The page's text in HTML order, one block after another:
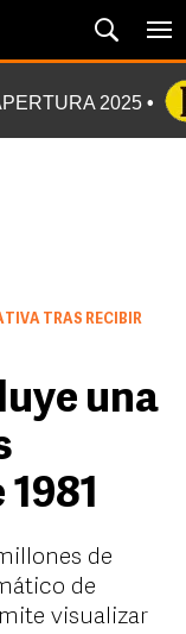
2025
TRAS RECIBIR
una
de
de
visualizar